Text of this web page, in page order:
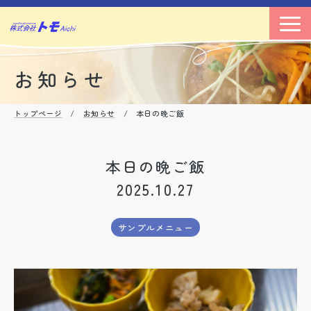
お知らせ
トップページ / お知らせ / 本日の晩ご飯
本日の晩ご飯
2025.10.27
サンプルメニュー